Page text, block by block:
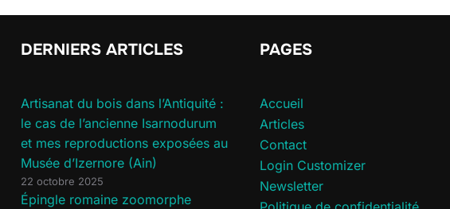
DERNIERS ARTICLES
Artisanat du bois dans l’Antiquité :
le cas de l’ancienne Isarnodurum
et mes reproductions exposées au
Musée d’Izernore (Ain)
22 octobre 2025
Épingle romaine zoomorphe
PAGES
Accueil
Articles
Contact
Login Customizer
Newsletter